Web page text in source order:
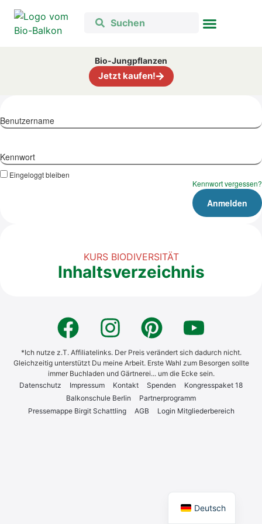
Bio-Jungpflanzen
Jetzt kaufen!
KURS BIODIVERSITÄT
Inhaltsverzeichnis
Benutzername
Kennwort
Eingeloggt bleiben
Kennwort vergessen?
*Ich nutze z.T. Affiliatelinks. Der Preis verändert sich dadurch nicht.
Gleichzeitig unterstützt Du meine Arbeit. Erste Wahl zum Besorgen sollte
immer Buchladen und Gärtnerei... um die Ecke sein.
Daten­schutz
Impres­sum Kon­takt Spen­den
Kon­gress­pa­ket 18
Bal­kon­schu­le Ber­lin
Part­ner­pro­gramm
Pres­se­map­pe Bir­git Schatt­ling
AGB Log­in Mit­glie­der­be­reich
Deutsch